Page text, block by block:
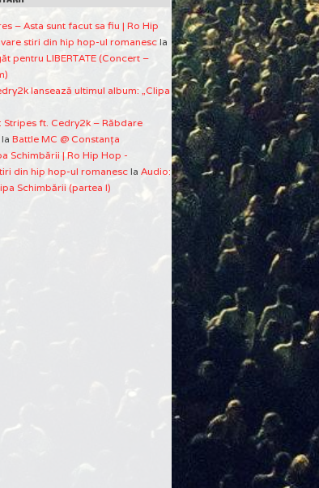
– Asta sunt facut sa fiu | Ro Hip
stiri din hip hop-ul romanesc la
pentru LIBERTATE (Concert –
lansează ultimul album: „Clipa
Stripes ft. Cedry2k – Răbdare
la Battle MC @ Constanţa
Schimbării | Ro Hip Hop -
din hip hop-ul romanesc la Audio:
Schimbării (partea I)